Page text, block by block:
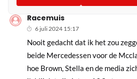
Racemuis
6 juli 2024 15:17
Nooit gedacht dat ik het zou
beide Mercedessen voor de
hoe Brown, Stella en de media